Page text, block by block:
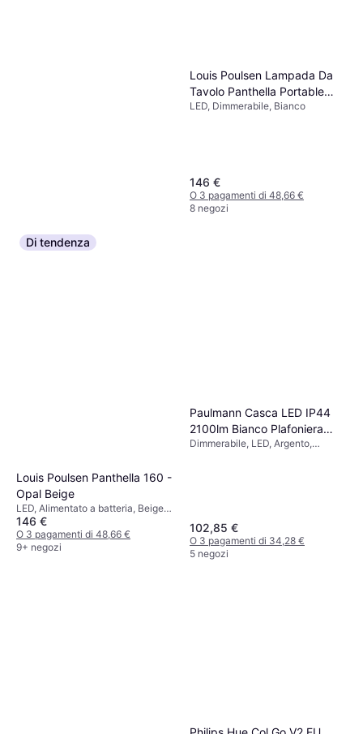
Louis Poulsen Lampada Da
Tavolo Panthella Portable
160 V3
LED, Dimmerabile, Bianco
146 €
O 3 pagamenti di 48,66 €
8 negozi
Di tendenza
Louis Poulsen Panthella 160 -
Opal Beige
LED, Alimentato a batteria, Beige,
Plastica, Classe IP: IP44
146 €
O 3 pagamenti di 48,66 €
9+ negozi
Paulmann Casca LED IP44
2100lm Bianco Plafoniera
40cm
Dimmerabile, LED, Argento,
102,85 €
O 3 pagamenti di 34,28 €
5 negozi